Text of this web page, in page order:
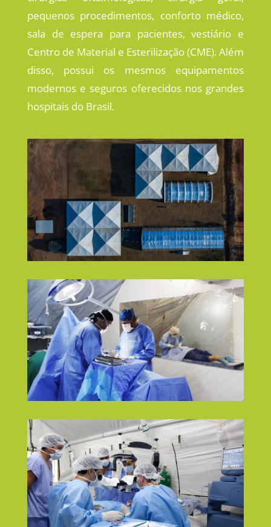
pequenos procedimentos, conforto médico,
sala de espera para pacientes, vestiário e
Centro de Material e Esterilização (CME). Além
disso, possui os mesmos equipamentos
modernos e seguros oferecidos nos grandes
hospitais do Brasil.